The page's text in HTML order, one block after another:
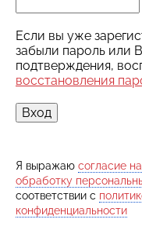
Если вы уже
забыли пароль или
подтверждения,
восстановления
Я выражаю согласие
обработку
соответствии с
конфиденциальности